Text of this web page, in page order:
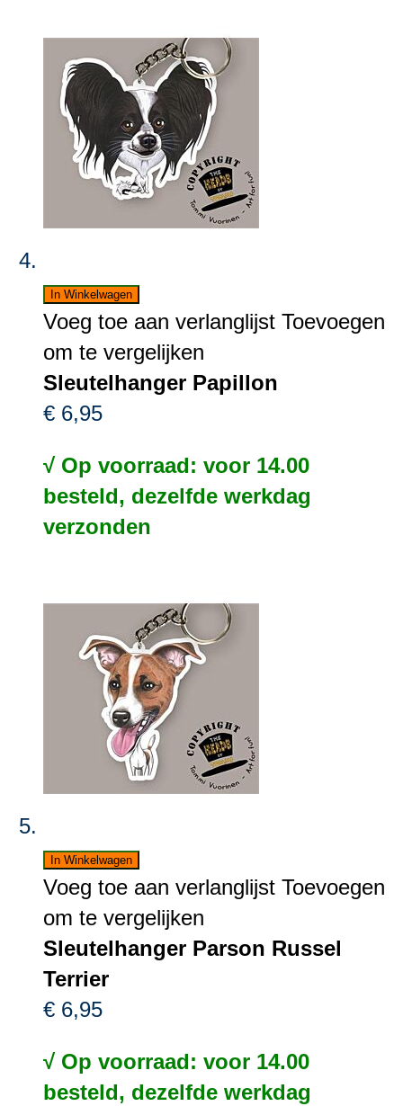
In Winkelwagen
Voeg toe aan verlanglijst Toevoegen
om te vergelijken
Sleutelhanger Papillon
€ 6,95
√ Op voorraad: voor 14.00
besteld, dezelfde werkdag
verzonden
In Winkelwagen
Voeg toe aan verlanglijst Toevoegen
om te vergelijken
Sleutelhanger Parson Russel
Terrier
€ 6,95
√ Op voorraad: voor 14.00
besteld, dezelfde werkdag